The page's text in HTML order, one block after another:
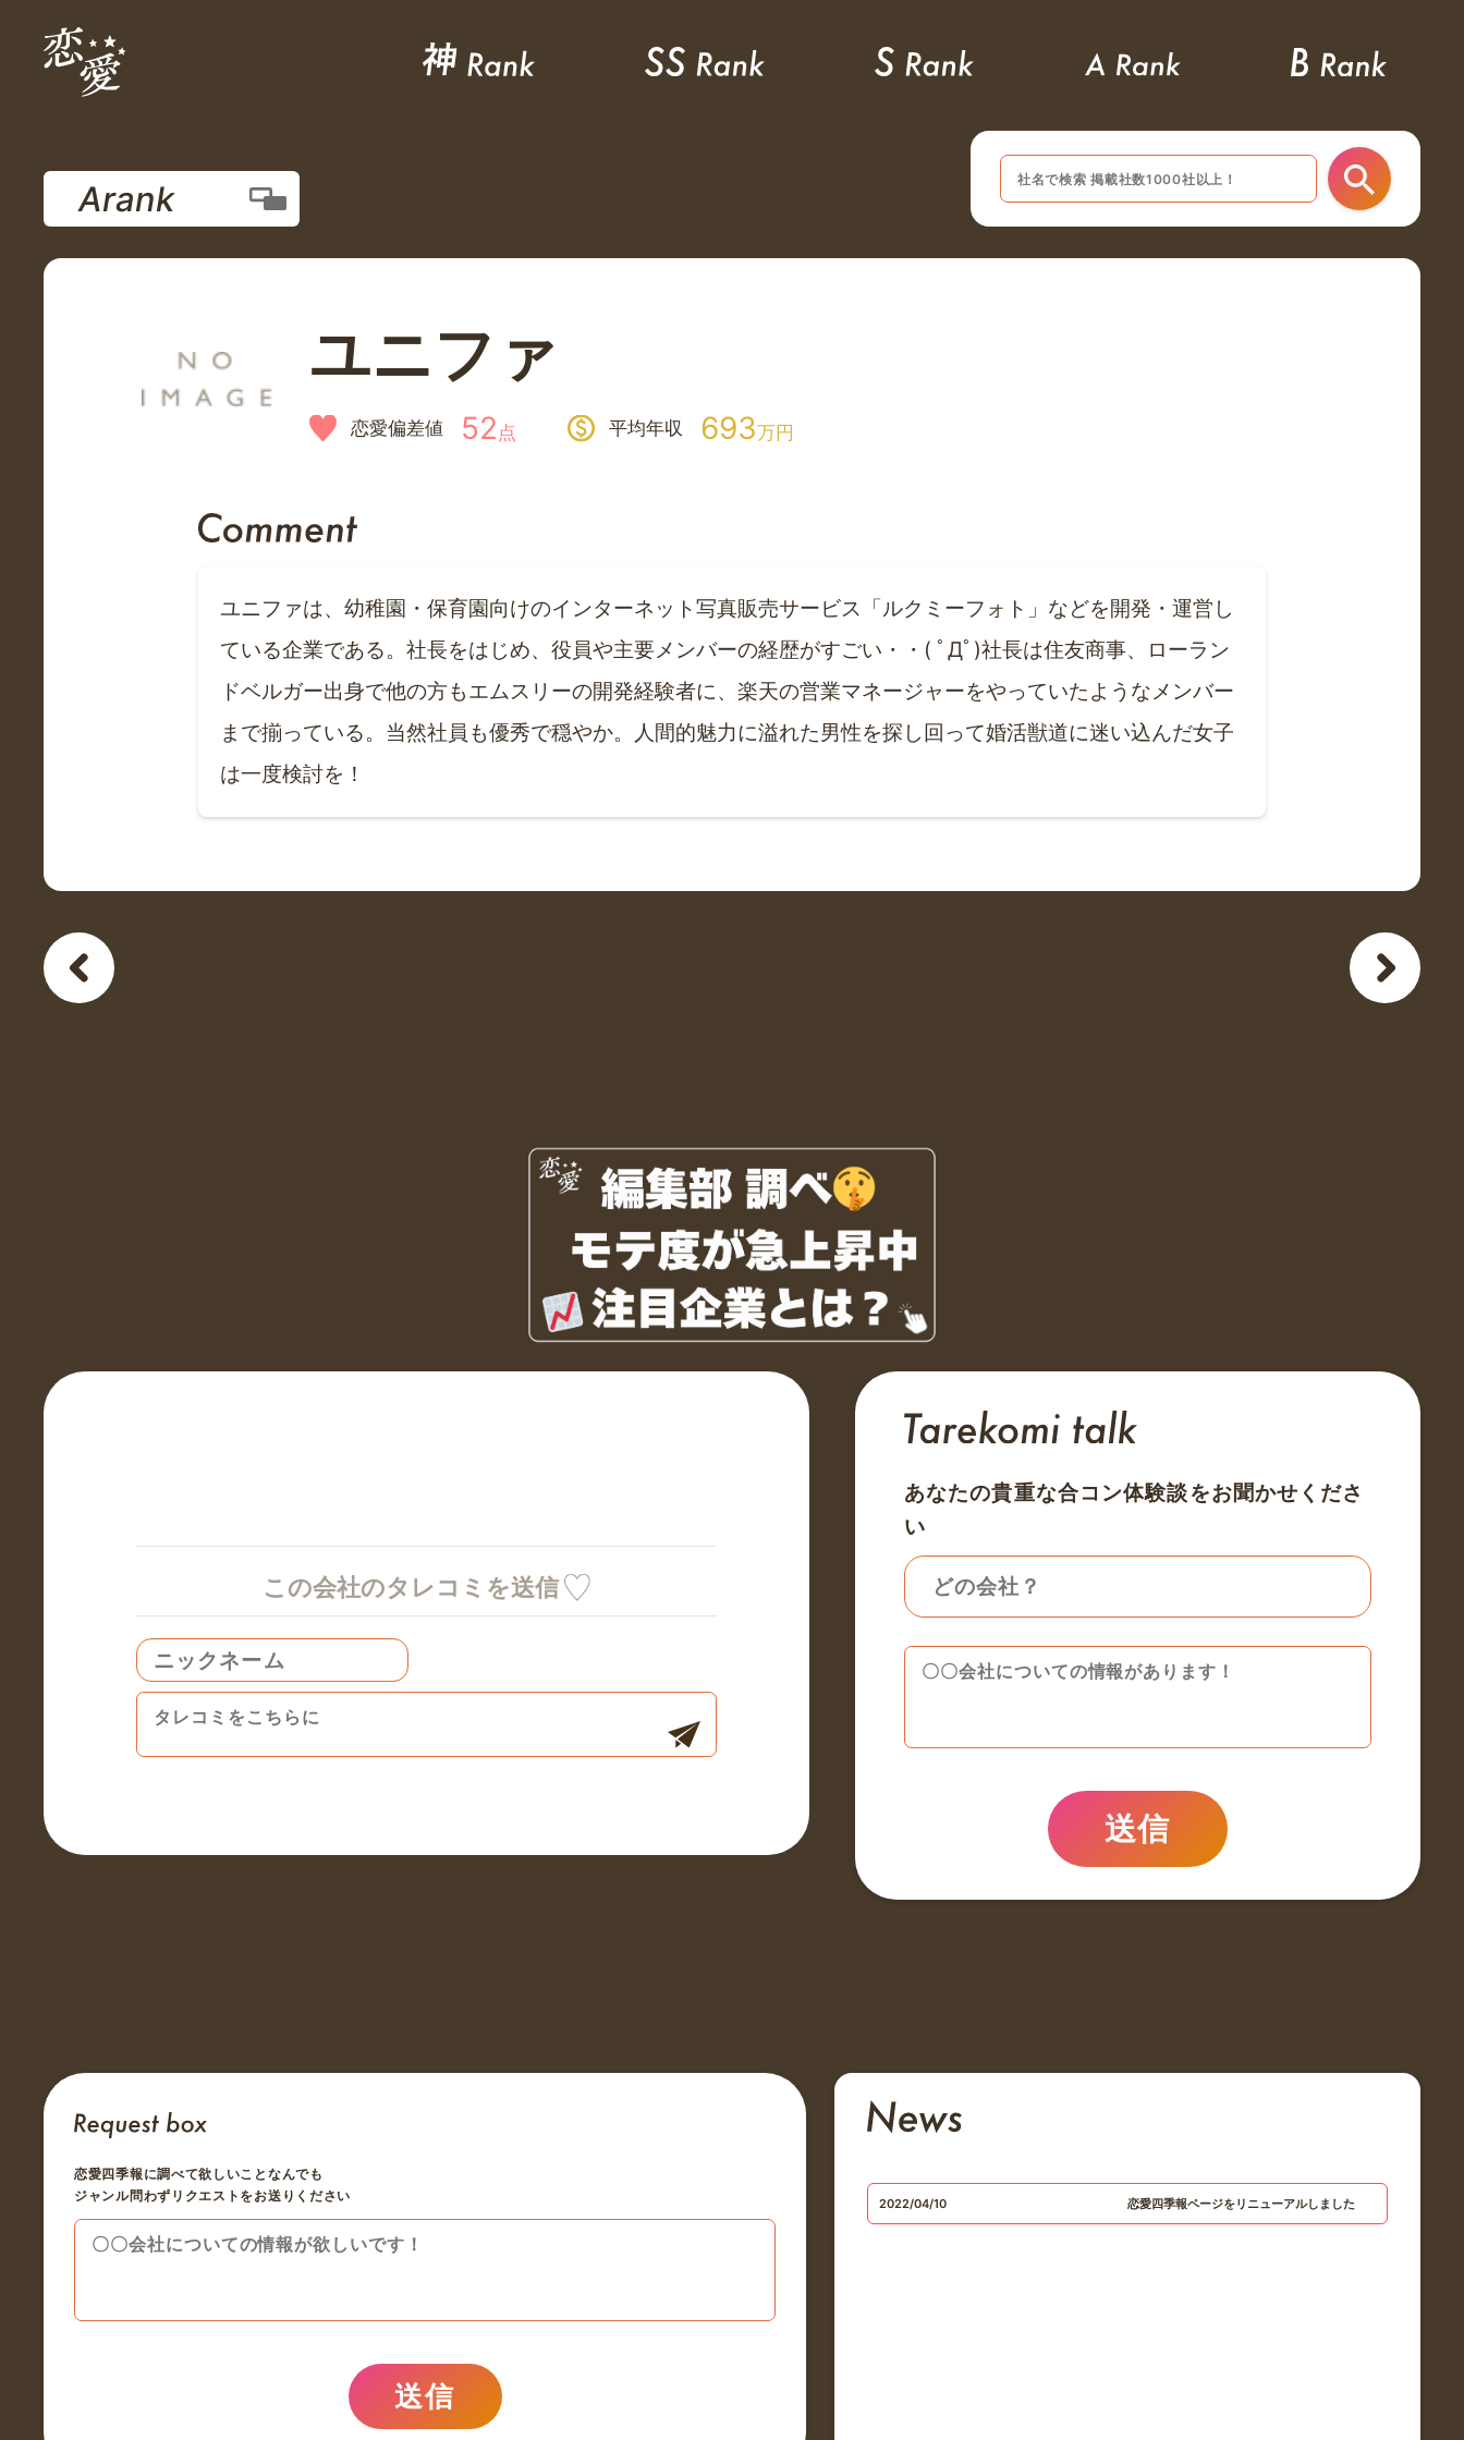
ユニファ
恋愛偏差値 52 点 平均年収 693万円
Arank
ユニファは、幼稚園・保育園向けのインターネット写真販売サービス「ルクミーフォト」などを開発・運営し
ている企業である。社長をはじめ、役員や主要メンバーの経歴がすごい・・( ﾟДﾟ)社長は住友商事、ローラン
ドベルガー出身で他の方もエムスリーの開発経験者に、楽天の営業マネージャーをやっていたようなメンバー
まで揃っている。当然社員も優秀で穏やか。人間的魅力に溢れた男性を探し回って婚活獣道に迷い込んだ女子
は一度検討を！
この会社のタレコミを送信
あなたの貴重な合コン体験談をお聞かせくださ
い
送信
恋愛四季報に調べて欲しいことなんでも
ジャンル問わずリクエストをお送りください
送信
2022/04/10 恋愛四季報ページをリニューアルしました